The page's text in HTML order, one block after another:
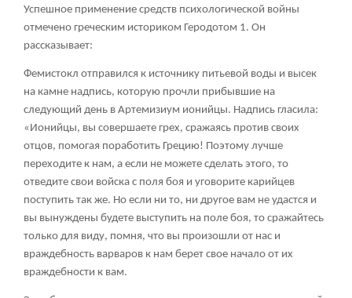
Успешное применение средств психологической войны
отмечено греческим историком Геродотом 1. Он
рассказывает:
Фемистокл отправился к источнику питьевой воды и высек
на камне надпись, которую прочли прибывшие на
следующий день в Артемизиум ионийцы. Надпись гласила:
«Ионийцы, вы совершаете грех, сражаясь против своих
отцов, помогая поработить Грецию! Поэтому лучше
переходите к нам, а если не можете сделать этого, то
отведите свои войска с поля боя и уговорите карийцев
поступить так же. Но если ни то, ни другое вам не удастся и
вы вынуждены будете выступить на поле боя, то сражайтесь
только для виду, помня, что вы произошли от нас и
враждебность варваров к нам берет свое начало от их
враждебности к вам.